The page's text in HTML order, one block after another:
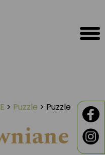
> Puzzle > Puzzle